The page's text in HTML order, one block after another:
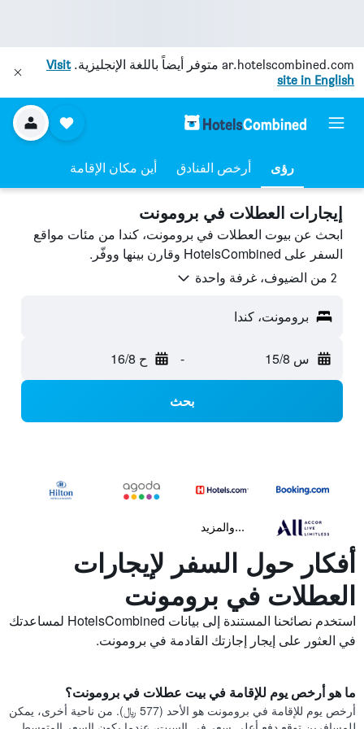
ar.hotelscombined.com متوفر أيضاً باللغة الإنجليزية.Visit
site in English
رؤى أرخص الفنادق أين مكان الإقامة
إيجارات العطلات في برومونت
ابحث عن بيوت العطلات في برومونت، كندا من مئات مواقع
السفر على HotelsCombined وقارن بينها ووفّر.
2 من الضيوف، غرفة واحدة
برومونت، كندا
س 15/8 - ح 16/8
بحث
...والمزيد
أفكار حول السفر لإيجارات
العطلات في برومونت
استخدم نصائحنا المستندة إلى بيانات HotelsCombined لمساعدتك
في العثور على إيجار إجازتك القادمة في برومونت.
ما هو أرخص يوم للإقامة في بيت عطلات في برومونت؟
أرخص يوم للإقامة في برومونت هو الأحد (577 ﷼). من ناحية أخرى، يمكن